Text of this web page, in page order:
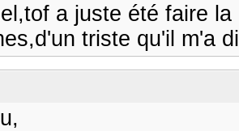
a juste été faire
triste qu'il m'a